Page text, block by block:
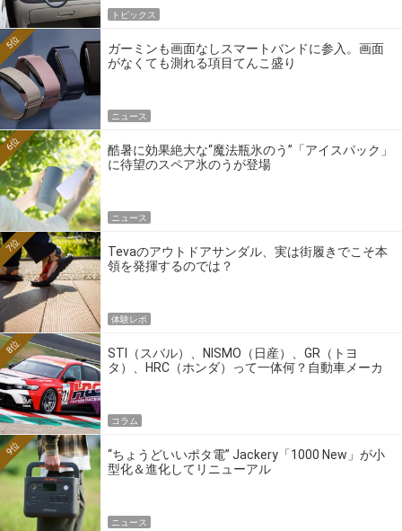
トピックス
ガーミンも画面なしスマートバンドに参入。画面
がなくても測れる項目てんこ盛り
5位
ニュース
酷暑に効果絶大な“魔法瓶氷のう”「アイスパック」
に待望のスペア氷のうが登場
6位
ニュース
Tevaのアウトドアサンダル、実は街履きでこそ本
領を発揮するのでは？
7位
体験レポ
STI（スバル）、NISMO（日産）、GR（トヨ
タ）、HRC（ホンダ）って一体何？自動車メーカ
8位
コラム
“ちょうどいいポタ電” Jackery「1000 New」が小
型化＆進化してリニューアル
9位
ニュース